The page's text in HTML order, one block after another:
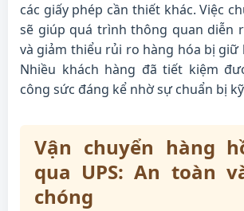
các giấy phép cần thiết khác. Việc
sẽ giúp quá trình thông quan diễn
và giảm thiểu rủi ro hàng hóa bị giữ
Nhiều khách hàng đã tiết kiệm
công sức đáng kể nhờ sự chuẩn bị
Vận chuyển hàng
qua UPS: An toàn
chóng